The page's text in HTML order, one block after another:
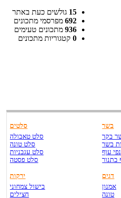
15 גולשים כעת באתר
692 מפרסמי מתכונים
936 מתכונים טעימים
0 קטגוריות מתכונים
סלטים
סלט טאבולה
סלט טונה
סלט עגבניות
סלט פסטה
ירקות
בישול צמחוני
חצילים
בשר
בקר
בשר
עוף
בתנור
דגים
אמנון
טונה